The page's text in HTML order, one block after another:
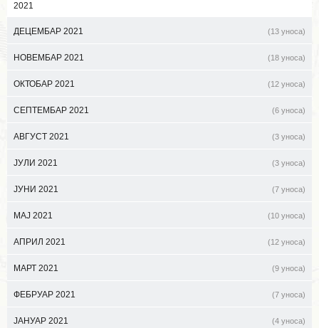
2021
ДЕЦЕМБАР 2021 (13 уноса)
НОВЕМБАР 2021 (18 уноса)
ОКТОБАР 2021 (12 уноса)
СЕПТЕМБАР 2021 (6 уноса)
АВГУСТ 2021 (3 уноса)
ЈУЛИ 2021 (3 уноса)
ЈУНИ 2021 (7 уноса)
МАЈ 2021 (10 уноса)
АПРИЛ 2021 (12 уноса)
МАРТ 2021 (9 уноса)
ФЕБРУАР 2021 (7 уноса)
ЈАНУАР 2021 (4 уноса)